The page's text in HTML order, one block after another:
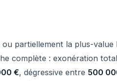
partiellement la plus-value
complète : exonération
€, dégressive entre 500